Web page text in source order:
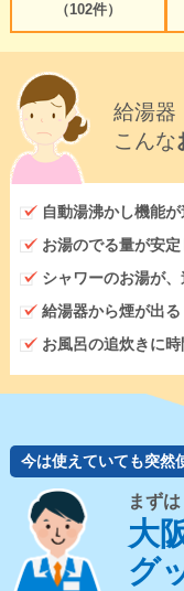
（102件）
給湯器
こんな
自動湯沸かし機能
お湯のでる量が安
シャワーのお湯が
給湯器から煙が出
お風呂の追炊きに
今は使えていても突然
まずは
大
グ